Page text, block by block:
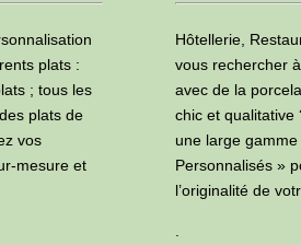
plats :
; tous les
plats de
vos
mesure et
Hôtellerie,
vous rechercher
avec de la
chic et qualitative
une large
Personnalisés »
l’originalité de